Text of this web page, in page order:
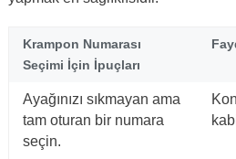
Krampon Numarası
Seçimi İçin İpuçları
Ayağınızı sıkmayan ama
tam oturan bir numara
seçin.